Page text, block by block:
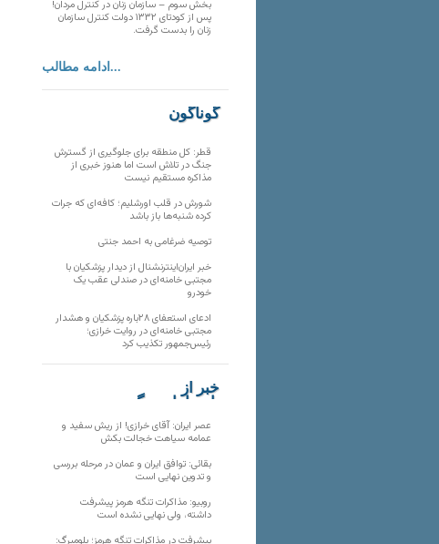
بخش سوم – سازمان زنان در کنترل مردان!
پس از کودتای ۱۳۳۲ دولت کنترل سازمان
زنان را بدست گرفت.
ادامه مطالب...
گوناگون
قطر: کل منطقه برای جلوگیری از گسترش
جنگ در تلاش است اما هنوز خبری از
مذاکره مستقیم نیست
شورش در قلب اورشلیم؛ کافه‌ای که جرات
کرده شنبه‌ها باز باشد
توصیه ضرغامی به احمد جنتی
خبر ایران‌اینترنشنال از دیدار پزشکیان با
مجتبی خامنه‌ای در صندلی عقب یک
خودرو
ادعای استعفای ۲۸باره پزشکیان و هشدار
مجتبی خامنه‌ای در روایت خرازی؛
رئیس‌جمهور تکذیب کرد
خبر از
تارنماهای دیگر
عصر ایران: آقای خرازی! از ریش سفید و
عمامه سیاهت خجالت بکش
بقائی: توافق ایران و عمان در مرحله بررسی
و تدوین نهایی است
روبیو: مذاکرات تنگه هرمز پیشرفت
داشته، ولی نهایی نشده است